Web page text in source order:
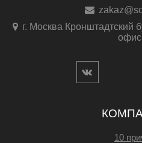
г. Москва Кронштадтский
офис
10